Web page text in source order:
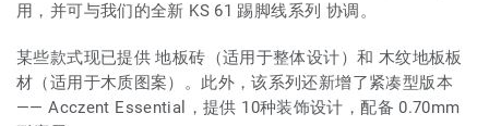
用，并可与我们的全新 KS 61 踢脚线系列 协调。
某些款式现已提供 地板砖（适用于整体设计）和 木纹地板板
材（适用于木质图案）。此外，该系列还新增了紧凑型版本
—— Acczent Essential，提供 10种装饰设计，配备 0.70mm